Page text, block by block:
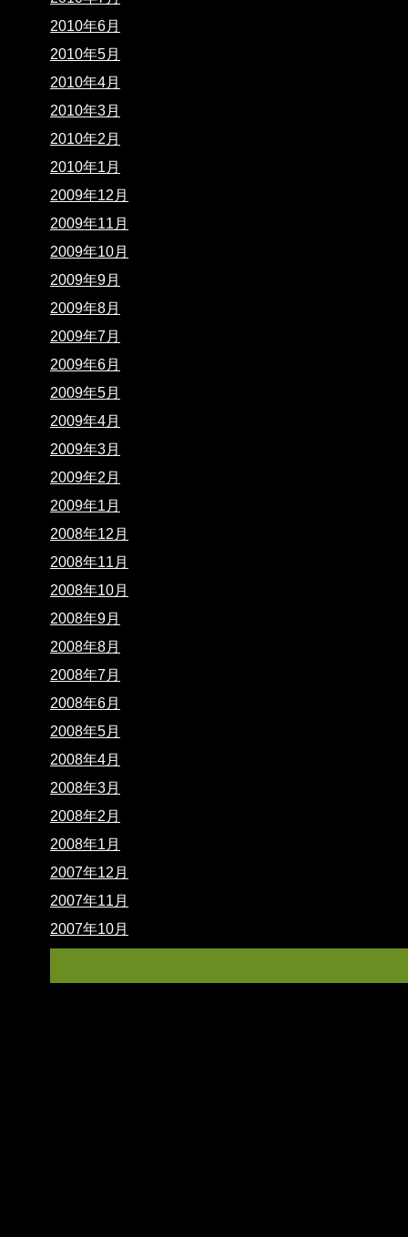
2010年6月
2010年5月
2010年4月
2010年3月
2010年2月
2010年1月
2009年12月
2009年11月
2009年10月
2009年9月
2009年8月
2009年7月
2009年6月
2009年5月
2009年4月
2009年3月
2009年2月
2009年1月
2008年12月
2008年11月
2008年10月
2008年9月
2008年8月
2008年7月
2008年6月
2008年5月
2008年4月
2008年3月
2008年2月
2008年1月
2007年12月
2007年11月
2007年10月